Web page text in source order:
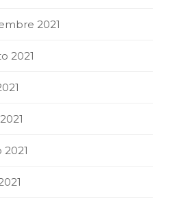
2021
2021
2021